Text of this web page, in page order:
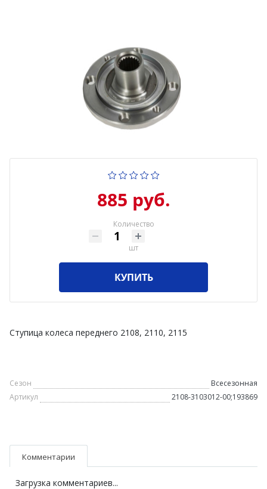
885 руб.
Количество
шт
КУПИТЬ
Ступица колеса переднего 2108, 2110, 2115
Сезон
Всесезонная
Артикул
2108-3103012-00;193869
Комментарии
Загрузка комментариев...